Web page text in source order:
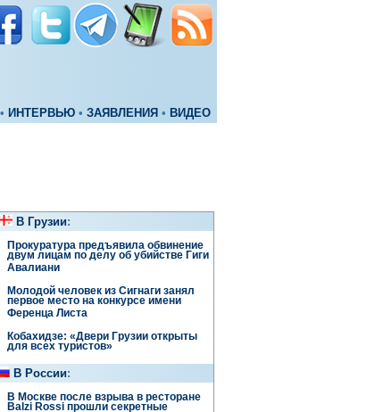
• ИНТЕРВЬЮ • ЗАЯВЛЕНИЯ • ВИДЕО
В Грузии:
Прокуратура предъявила обвинение
двум лицам по делу об убийстве Гиги
Авалиани
Молодой человек из Сигнаги занял
первое место на конкурсе имени
Ференца Листа
Кобахидзе: «Двери Грузии открыты
для всех туристов»
В России:
В Москве после взрыва в ресторане